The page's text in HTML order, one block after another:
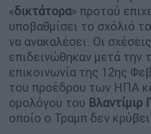
«δικτάτορα» προτού
υποβαθμίσει το σχόλιό
να ανακαλέσει. Οι
επιδεινώθηκαν μετά την
επικοινωνία της 12ης
του προέδρου των ΗΠΑ
ομολόγου του Βλαντίμιρ
οποίο ο Τραμπ δεν